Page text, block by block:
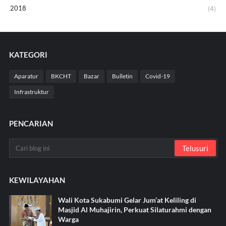
2018
(4)
KATEGORI
Aparatur BKCHT Bazar Bulletin Covid-19
Infrastruktur
PENCARIAN
KEWILAYAHAN
Wali Kota Sukabumi Gelar Jum’at Keliling di
Masjid Al Muhajirin, Perkuat Silaturahmi dengan
Warga